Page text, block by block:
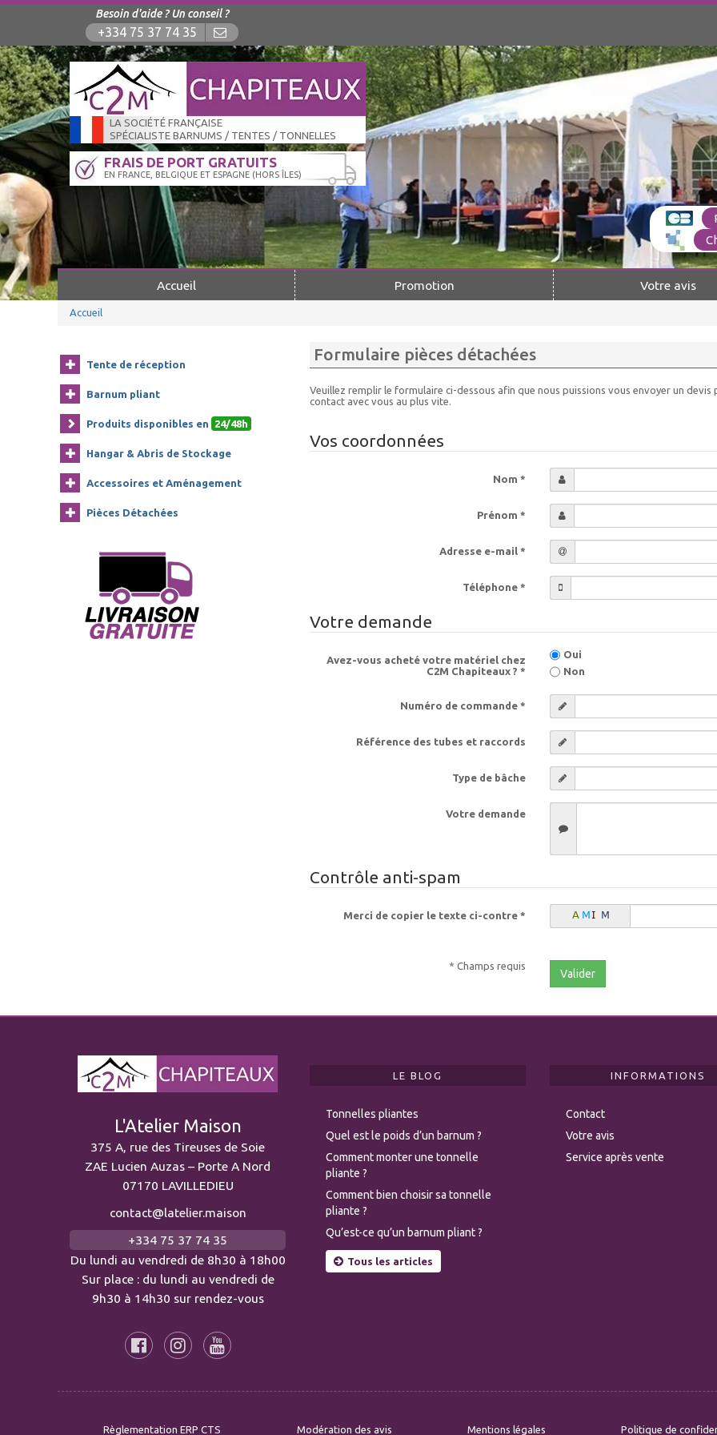
Besoin d'aide ? Un conseil ?
+334 75 37 74 35
LA SOCIÉTÉ FRANÇAISE
SPÉCIALISTE BARNUMS / TENTES / TONNELLES
FRAIS DE PORT GRATUITS
EN FRANCE, BELGIQUE ET ESPAGNE (HORS ÎLES)
Accueil Promotion Votre avis
Accueil
Tente de réception
Barnum pliant
Produits disponibles en 24/48h
Hangar & Abris de Stockage
Accessoires et Aménagement
Pièces Détachées
Formulaire pièces détachées
Veuillez remplir le formulaire ci-dessous afin que nous puissions vous envoyer un
contact avec vous au plus vite.
Vos coordonnées
Nom *
Prénom *
Adresse e-mail *
Téléphone *
Votre demande
Avez-vous acheté votre matériel chez
C2M Chapiteaux ? *
Oui
Non
Numéro de commande *
Référence des tubes et raccords
Type de bâche
Votre demande
Contrôle anti-spam
Merci de copier le texte ci-contre *
* Champs requis
L'Atelier Maison
375 A, rue des Tireuses de Soie
ZAE Lucien Auzas – Porte A Nord
07170 LAVILLEDIEU
contact@latelier.maison
+334 75 37 74 35
Du lundi au vendredi de 8h30 à 18h00
Sur place : du lundi au vendredi de
9h30 à 14h30 sur rendez-vous
LE BLOG
Tonnelles pliantes
Quel est le poids d’un barnum ?
Comment monter une tonnelle
pliante ?
Comment bien choisir sa tonnelle
pliante ?
Qu’est-ce qu’un barnum pliant ?
Tous les articles
INFORMATIONS
Contact
Votre avis
Service après vente
Règlementation ERP CTS Modération des avis Mentions légales Politique de